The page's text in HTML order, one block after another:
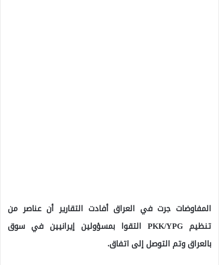
المفاوضات جرت في العراق أفادت التقارير أن عناصر من
تنظيم PKK/YPG التقوا بمسؤولين إيرانيين في سوق
بالعراق وتم التوصل إلى اتفاق.